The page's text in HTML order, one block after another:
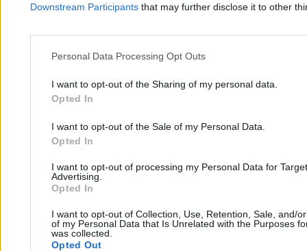
Downstream Participants that may further disclose it to other
Personal Data Processing Opt Outs
I want to opt-out of the Sharing of my personal data.
Opted In
I want to opt-out of the Sale of my Personal Data.
Opted In
I want to opt-out of processing my Personal Data for
Advertising.
Opted In
I want to opt-out of Collection, Use, Retention, Sale, and/
of my Personal Data that Is Unrelated with the Purposes
was collected.
Opted Out